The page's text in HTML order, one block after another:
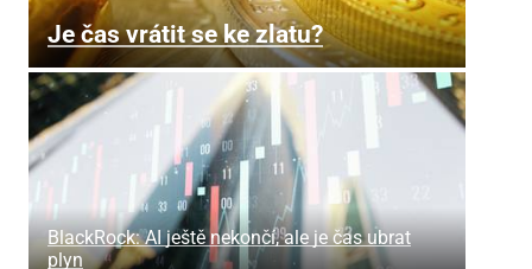
Je čas vrátit se ke zlatu?
BlackRock: AI ještě nekončí, ale je čas ubrat
plyn